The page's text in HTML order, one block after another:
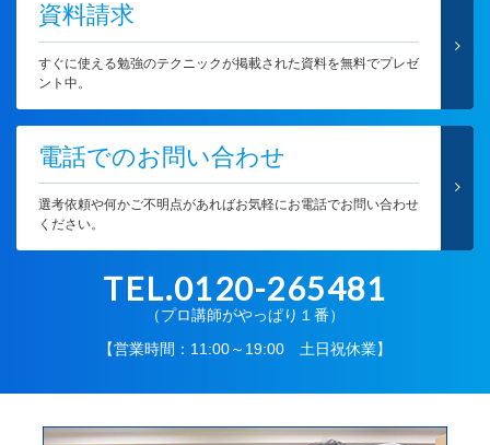
資料請求
すぐに使える勉強のテクニックが掲載された資料を無料でプレゼ
ント中。
電話でのお問い合わせ
選考依頼や何かご不明点があればお気軽にお電話でお問い合わせ
ください。
TEL.0120-265481
（プロ講師がやっぱり１番）
【営業時間：11:00～19:00 土日祝休業】